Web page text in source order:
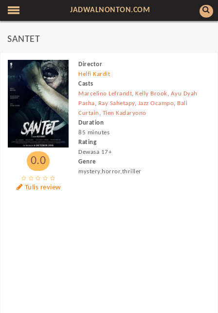
JADWALNONTON.COM
SANTET
0.0
Tulis review
Director
Helfi Kardit
Casts
Marcelino Lefrandt,Kelly Brook, Ayu Dyah
Pasha, Ray Sahetapy, Jazz Ocampo, Bali
Curtain , Tien Kadaryono
Duration
85 minutes
Rating
Dewasa 17+
Genre
mystery,horror,thriller